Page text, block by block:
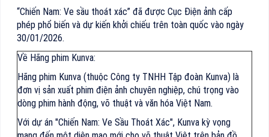
“Chiến Nam: Ve sầu thoát xác” đã được Cục Điện ảnh cấp
phép phổ biến và dự kiến khởi chiếu trên toàn quốc vào ngày
30/01/2026.
Về Hãng phim Kunva:
Hãng phim Kunva (thuộc Công ty TNHH Tập đoàn Kunva) là
đơn vị sản xuất phim điện ảnh chuyên nghiệp, chú trọng vào
dòng phim hành động, võ thuật và văn hóa Việt Nam.
Với dự án "Chiến Nam: Ve Sầu Thoát Xác", Kunva kỳ vọng